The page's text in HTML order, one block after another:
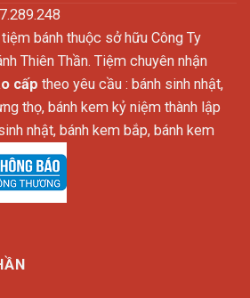
bánh thuộc sở hữu Công Ty
Thiên Thần. Tiệm chuyên nhận
cấp theo yêu cầu : bánh sinh nhật,
thọ, bánh kem kỷ niệm thành lập
nhật, bánh kem bắp, bánh kem